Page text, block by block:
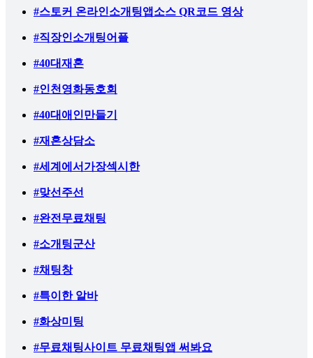
#스토커 온라인소개팅앱소스 QR코드 영상
#직장인소개팅어플
#40대재혼
#인천영화동호회
#40대애인만들기
#재혼상담소
#세계에서가장섹시한
#맞선주선
#완전무료채팅
#소개팅군산
#채팅창
#특이한 알바
#화상미팅
#무료채팅사이트 무료채팅앱 써봐요